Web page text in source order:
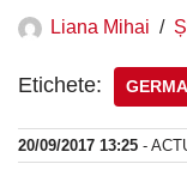
Liana Mihai
Etichete:
20/09/2017 13:25 -